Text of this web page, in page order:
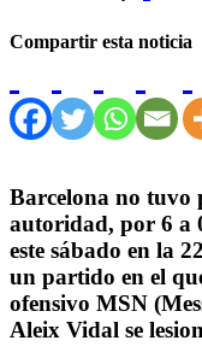
Compartir esta noticia
Barcelona no tuvo
autoridad, por 6 a
este sábado en la
un partido en el
ofensivo MSN
Aleix Vidal se